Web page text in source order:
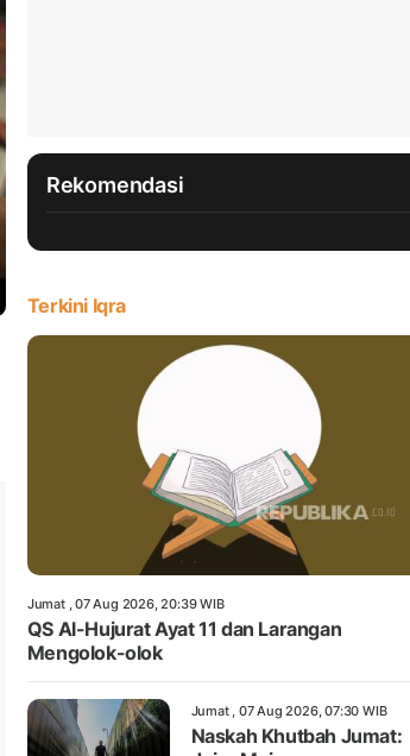
Rekomendasi
Terkini Iqra
Jumat , 07 Aug 2026, 20:39 WIB
QS Al-Hujurat Ayat 11 dan Larangan
Mengolok-olok
Jumat , 07 Aug 2026, 07:30 WIB
Naskah Khutbah Jumat: